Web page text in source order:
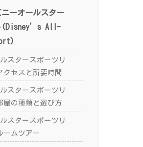
ニーオールスター
(Disney’s All-
スタースポーツリ
セスと所要時間
スタースポーツリ
屋の種類と選び方
スタースポーツリ
ームツアー